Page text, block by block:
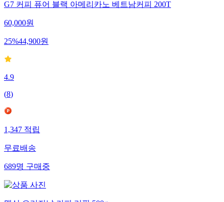
G7 커피 퓨어 블랙 아메리카노 베트남커피 200T
60,000원
25%44,900원
4.9
(8)
1,347적립
무료배송
689명구매중